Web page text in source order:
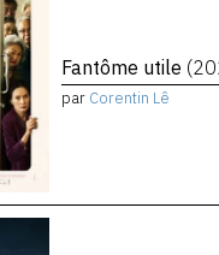
Fantôme utile
par Corentin Lê